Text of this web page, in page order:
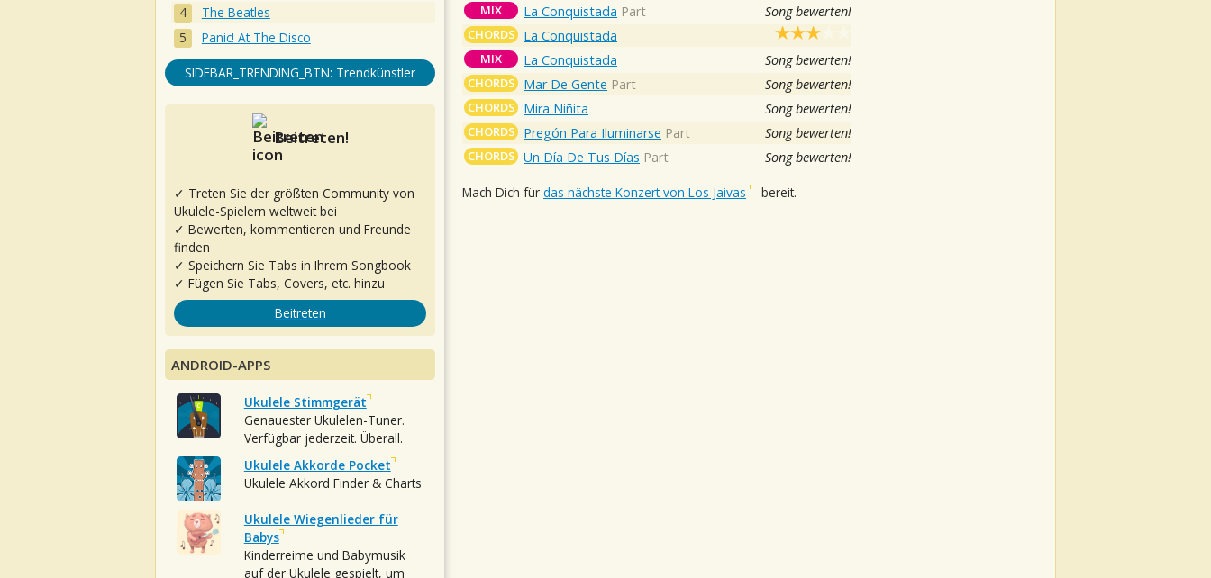
MIX La Conquistada Part Song bewerten!
CHORDS La Conquistada
MIX La Conquistada Song bewerten!
CHORDS Mar De Gente Part Song bewerten!
CHORDS Mira Niñita Song bewerten!
CHORDS Pregón Para Iluminarse Part Song bewerten!
CHORDS Un Día De Tus Días Part Song bewerten!
Mach Dich für das nächste Konzert von Los Jaivas bereit.
The Beatles
Panic! At The Disco
SIDEBAR_TRENDING_BTN: Trendkünstler
Beitreten!
✓ Treten Sie der größten Community von
Ukulele-Spielern weltweit bei
✓ Bewerten, kommentieren und Freunde
finden
✓ Speichern Sie Tabs in Ihrem Songbook
✓ Fügen Sie Tabs, Covers, etc. hinzu
Beitreten
ANDROID-APPS
Ukulele Stimmgerät
Genauester Ukulelen-Tuner.
Verfügbar jederzeit. Überall.
Ukulele Akkorde Pocket
Ukulele Akkord Finder & Charts
Ukulele Wiegenlieder für
Babys
Kinderreime und Babymusik
auf der Ukulele gespielt, um